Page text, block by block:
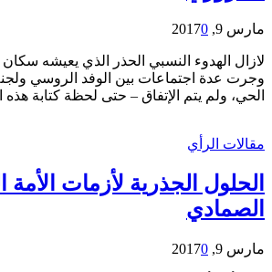
مارس 9, 2017 0
لازال الهدوء النسبي الحذر الذي يعيشه
وجرت عدة اجتماعات بين الوفد الروسي
الحي، ولم يتم اﻹتفاق – حتى لحظة كتابة
مقالات الرأي
الحلول الجذرية لأزمات الأمة
الصمادي
مارس 9, 2017 0